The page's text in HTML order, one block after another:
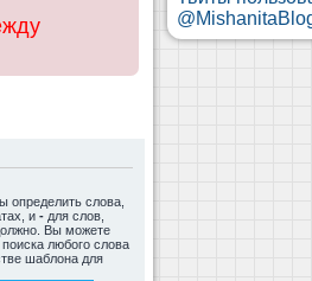
определить слова,
и - для слов,
Вы можете
поиска любого слова
шаблона для